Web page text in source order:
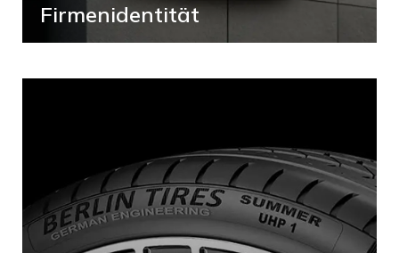
Firmenidentität